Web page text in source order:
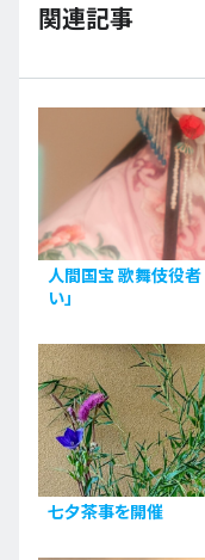
関連記事
人間国宝 歌舞伎役
い」
七夕茶事を開催